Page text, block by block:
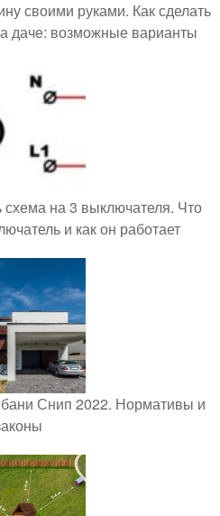
своими руками. Как сделать
даче: возможные варианты
на 3 выключателя. Что
и как он работает
бани Снип 2022. Нормативы и